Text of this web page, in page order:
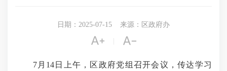
日期：2025-07-15 来源：区政府办
 
7月14日上午，区政府党组召开会议，传达学习